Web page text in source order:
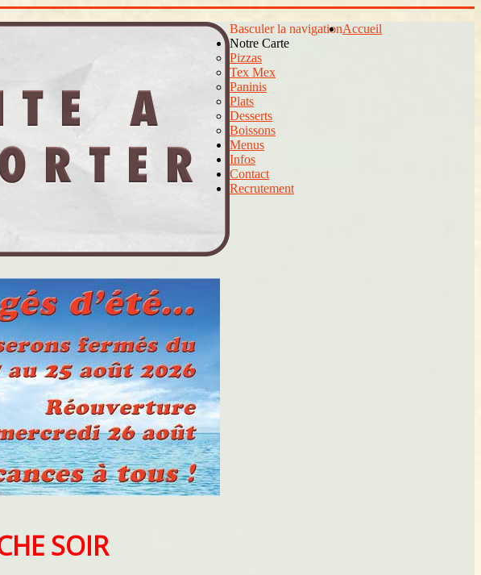
Basculer la navigationAccueil
Notre Carte
Pizzas
Tex Mex
Paninis
Plats
Desserts
Boissons
Menus
Infos
Contact
Recrutement
SOIR